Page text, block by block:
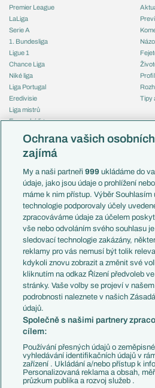
Premier League
LaLiga
Serie A
1. Bundesliga
Ligue 1
Chance Liga
Niké liga
Liga Portugal
Eredivisie
Liga mistrů
Evropská liga
Mistrovství světa
Liga národů
Témata
Představení týmů MS
EuroSkauting
PL v kostce
Evropské koeficienty
Přestupy
Přestupové spekulace
Zranění
Kluby
Arsenal FC
Chelsea FC
Manchester United
AC Milán
Juventus FC
Bayern Mnichov
FC Barcelona
Real Madrid
Tipy
Itálie
Ochrana vašich
zajímá
My a naši partneři999 ukládáme do
údaje, jako jsou údaje o prohlížení
máme k nim přístup. Výběr
technologie podporovaly účely
zpracováváme údaje za účelem
vše nebo odvoláním svého souhlasu
sledovací technologie zakázány,
reklamy pro vás nemusí být tolik
kdykoli znovu zobrazit a změnit své
kliknutím na odkaz Řízení předvoleb
stránky. Vaše volby se projeví v
podrobnosti naleznete v našich
údajů.
Společně s našimi partnery
cílem:
Používání přesných údajů o
vyhledávání identifikačních údajů v
zařízení . Ukládání a/nebo přístup k
Personalizovaná reklama a obsah,
průzkum publika a rozvoj služeb .